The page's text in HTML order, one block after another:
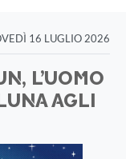
16 LUGLIO 2026
L’UOMO
AGLI